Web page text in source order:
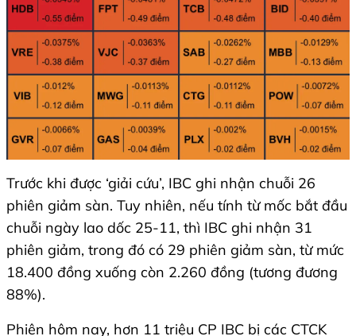
Trước khi được ‘giải cứu’, IBC ghi nhận chuỗi 26
phiên giảm sàn. Tuy nhiên, nếu tính từ mốc bắt đầu
chuỗi ngày lao dốc 25-11, thì IBC ghi nhận 31
phiên giảm, trong đó có 29 phiên giảm sàn, từ mức
18.400 đồng xuống còn 2.260 đồng (tương đương
88%).
Phiên hôm nay, hơn 11 triệu CP IBC bị các CTCK